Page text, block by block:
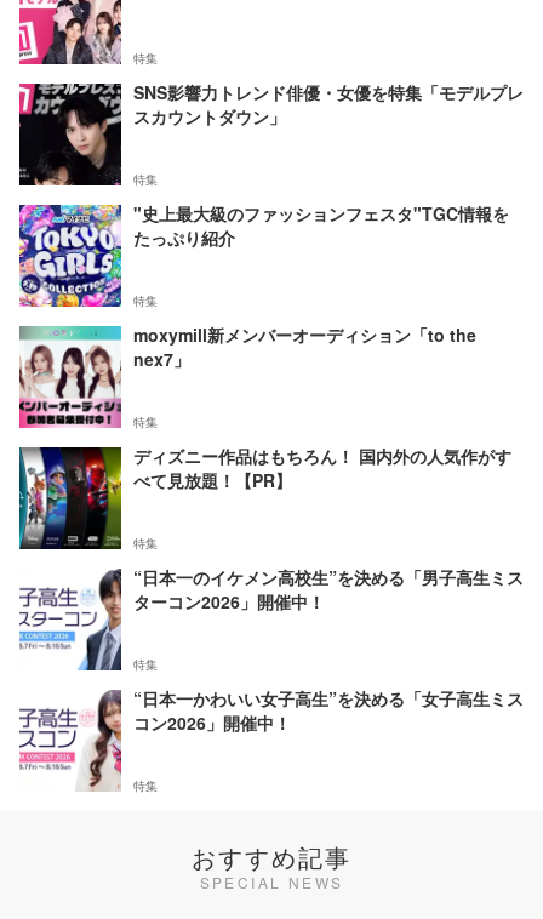
特集
SNS影響力トレンド俳優・女優を特集「モデルプレ
スカウントダウン」
特集
"史上最大級のファッションフェスタ"TGC情報を
たっぷり紹介
特集
moxymill新メンバーオーディション「to the
nex7」
特集
ディズニー作品はもちろん！ 国内外の人気作がす
べて見放題！【PR】
特集
“日本一のイケメン高校生”を決める「男子高生ミス
ターコン2026」開催中！
特集
“日本一かわいい女子高生”を決める「女子高生ミス
コン2026」開催中！
特集
おすすめ記事
SPECIAL NEWS